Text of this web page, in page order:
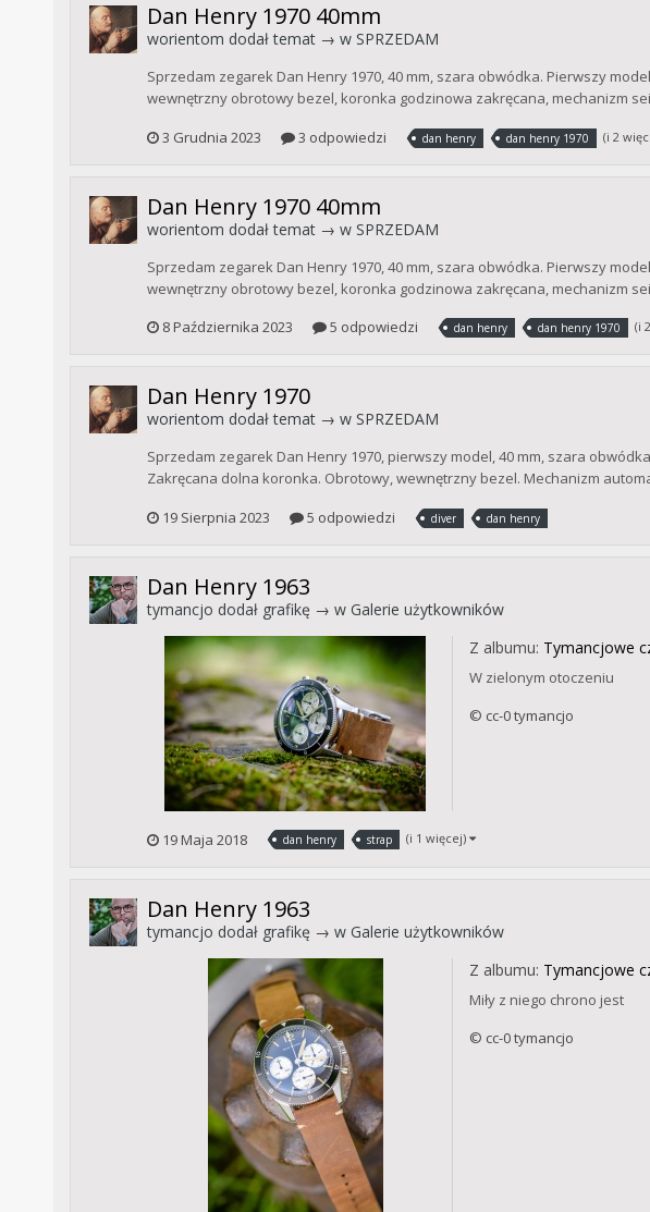
Dan Henry 1970 40mm
worientom dodał temat → w SPRZEDAM
Sprzedam zegarek Dan Henry 1970, 40 mm, szara obwódka. Pierwszy
wewnętrzny obrotowy bezel, koronka godzinowa zakręcana, mechanizm
3 Grudnia 2023
3 odpowiedzi dan henry dan henry 1970 (i 2
Dan Henry 1970 40mm
worientom dodał temat → w SPRZEDAM
Sprzedam zegarek Dan Henry 1970, 40 mm, szara obwódka. Pierwszy
wewnętrzny obrotowy bezel, koronka godzinowa zakręcana, mechanizm
8 Października 2023
5 odpowiedzi dan henry dan henry 1970 (i
Dan Henry 1970
worientom dodał temat → w SPRZEDAM
Sprzedam zegarek Dan Henry 1970, pierwszy model, 40 mm, szara
Zakręcana dolna koronka. Obrotowy, wewnętrzny bezel. Mechanizm
19 Sierpnia 2023
5 odpowiedzi diver dan henry
Dan Henry 1963
tymancjo dodał grafikę → w Galerie użytkowników
Z albumu: Tymancjowe
W zielonym otoczeniu
© cc-0 tymancjo
19 Maja 2018 dan henry strap (i 1 więcej)
Dan Henry 1963
tymancjo dodał grafikę → w Galerie użytkowników
Z albumu: Tymancjowe
Miły z niego chrono jest
© cc-0 tymancjo